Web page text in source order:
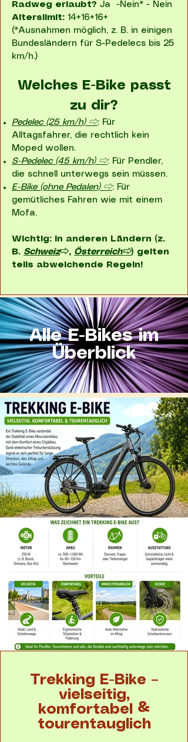
Radweg erlaubt? Ja -Nein* - Nein
Alterslimit: 14+16+16+
(*Ausnahmen möglich, z. B. in einigen
Bundesländern für S-Pedelecs bis 25
km/h.)
Welches E-Bike passt
zu dir?
Pedelec (25 km/h) ⇨: Für
Alltagsfahrer, die rechtlich kein
Moped wollen.
S-Pedelec (45 km/h) ⇨: Für Pendler,
die schnell unterwegs sein müssen.
E-Bike (ohne Pedalen) ⇨: Für
gemütliches Fahren wie mit einem
Mofa.
Wichtig: In anderen Ländern (z.
B. Schweiz⇨, Österreich⇨) gelten
teils abweichende Regeln!
Alle E-Bikes im
Überblick
Trekking E-Bike –
vielseitig,
komfortabel &
tourentauglich